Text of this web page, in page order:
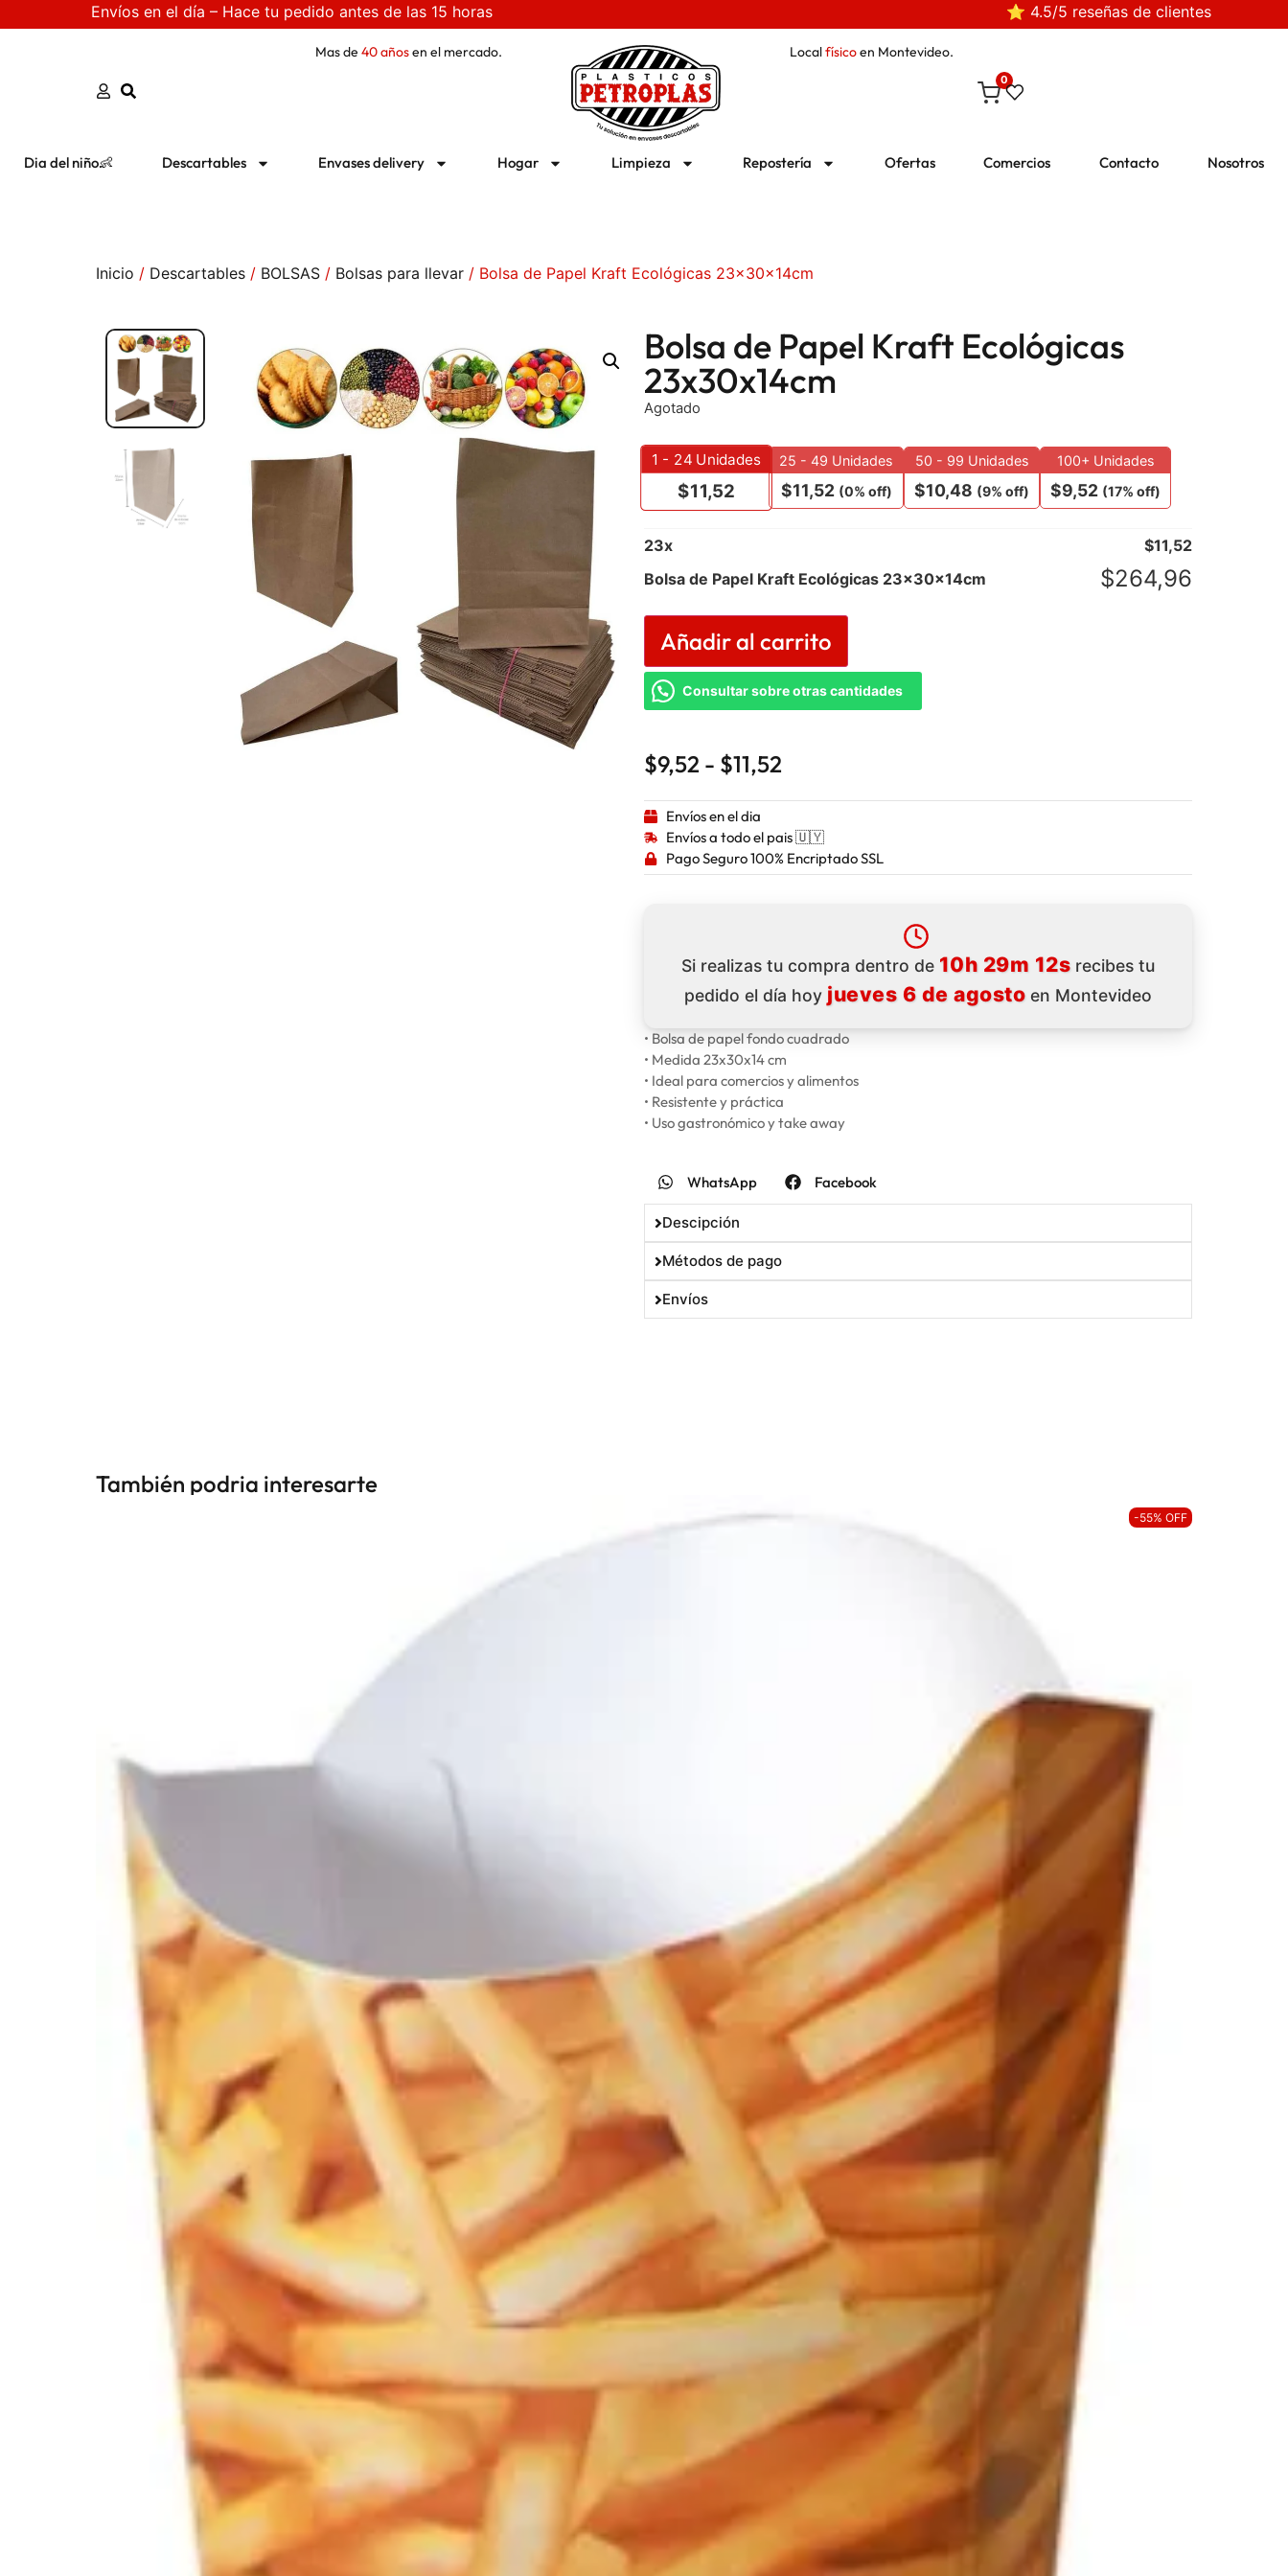
Envíos en el día – Hace tu pedido antes de las 15 horas ⭐ 4.5/5 reseñas de clientes
Mas de 40 añosen el mercado. Localfísicoen Montevideo.
0
Dia del niño👶 Descartables Envases delivery Hogar Limpieza Repostería Ofertas Comercios Contacto Nosotros
Inicio / Descartables / BOLSAS / Bolsas para llevar / Bolsa de Papel Kraft Ecológicas 23x30x14cm
Bolsa de Papel Kraft Ecológicas
23x30x14cm
Agotado
1 - 24 Unidades
$11,52
25 - 49 Unidades
$11,52 (0% off)
50 - 99 Unidades
$10,48 (9% off)
100+ Unidades
$9,52 (17% off)
23x $11,52
Bolsa de Papel Kraft Ecológicas 23x30x14cm
$264,96
Añadir al carrito
Consultar sobre otras cantidades
$9,52 - $11,52
Envíos en el dia
Envíos a todo el pais 🇺🇾
Pago Seguro 100% Encriptado SSL
Si realizas tu compra dentro de 10h 29m 10s recibes tu
pedido el día hoy jueves 6 de agosto en Montevideo
• Bolsa de papel fondo cuadrado
• Medida 23x30x14 cm
• Ideal para comercios y alimentos
• Resistente y práctica
• Uso gastronómico y take away
WhatsApp Facebook
Descipción
Métodos de pago
Envíos
También podria interesarte
-55% OFF